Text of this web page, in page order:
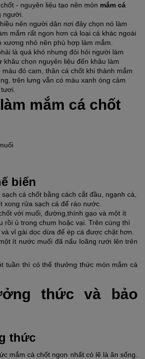
- nguyên liệu tạo nên món mắm cá
người.
nên người dân nơi đây chọn nó làm
mắm rất ngon hơn cá loại cá khác ngoài
xương nhỏ nên phù hợp làm mắm.
là quá khó nhưng đòi hỏi người làm
khâu chọn nguyên liệu đến khâu làm
đỏ cam, thân cá chốt khi thành mắm
trên lưng vẫn có màu xanh óng cảm
mắm cá chốt
biến
cá chốt bằng cách cắt đầu, ngạnh cá,
xong rửa sạch cá để ráo nước.
với muối, đường,thính gạo và một ít
rồi ủ trong chum hoặc vại. Trên cùng thì
vỉ gài dọc dừa để ép cá được chặt hơn.
ít nước muối đã nấu loãng rưới lên trên
tuần thì có thể thưởng thức món mắm cá
thức và bảo
thức
mắm cá chốt ngon nhất có lẽ là ăn sống.